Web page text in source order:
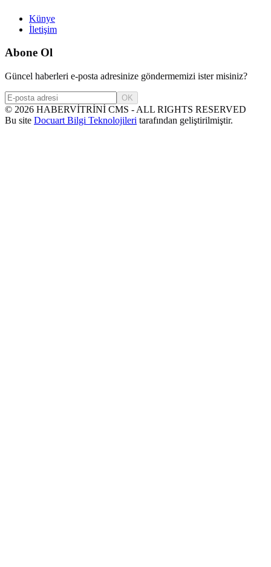
Künye
İletişim
Abone Ol
Güncel haberleri e-posta adresinize göndermemizi ister misiniz?
OK
© 2026 HABERVİTRİNİ CMS - ALL RIGHTS RESERVED
Bu site Docuart Bilgi Teknolojileri tarafından geliştirilmiştir.